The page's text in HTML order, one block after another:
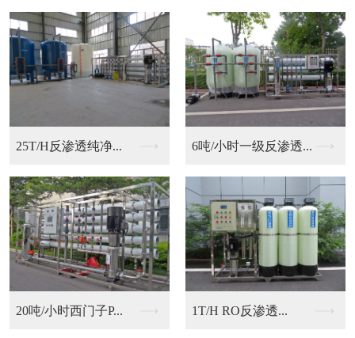
6吨/小时一级反渗透... 20吨/小时西门子P...
RO反渗透净化水设备 9T/H RO反渗透...